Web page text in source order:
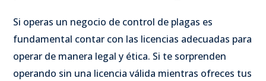
Si operas un negocio de control de plagas es
fundamental contar con las licencias adecuadas para
operar de manera legal y ética. Si te sorprenden
operando sin una licencia válida mientras ofreces tus